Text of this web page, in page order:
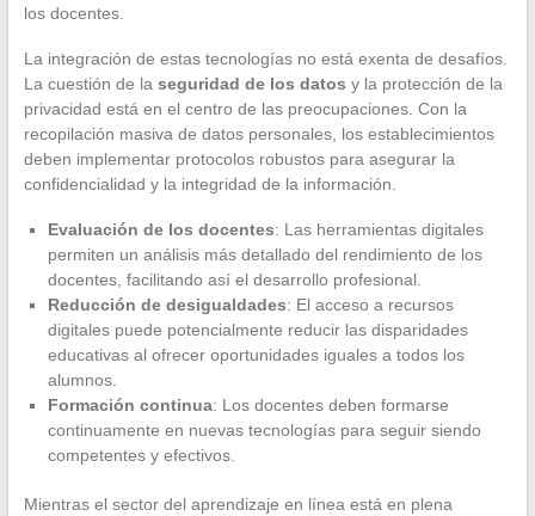
los docentes.
La integración de estas tecnologías no está exenta de desafíos.
La cuestión de la seguridad de los datos y la protección de la
privacidad está en el centro de las preocupaciones. Con la
recopilación masiva de datos personales, los establecimientos
deben implementar protocolos robustos para asegurar la
confidencialidad y la integridad de la información.
Evaluación de los docentes: Las herramientas digitales
permiten un análisis más detallado del rendimiento de los
docentes, facilitando así el desarrollo profesional.
Reducción de desigualdades: El acceso a recursos
digitales puede potencialmente reducir las disparidades
educativas al ofrecer oportunidades iguales a todos los
alumnos.
Formación continua: Los docentes deben formarse
continuamente en nuevas tecnologías para seguir siendo
competentes y efectivos.
Mientras el sector del aprendizaje en línea está en plena